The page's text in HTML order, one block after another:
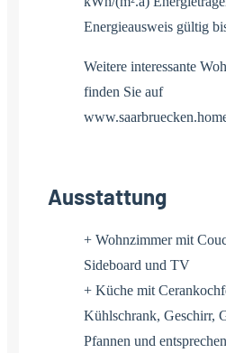
Energieausweis gültig
Weitere interessante
finden Sie auf
Ausstattung
+ Wohnzimmer mit
Sideboard und TV
+ Küche mit
Kühlschrank, Geschirr,
Pfannen und